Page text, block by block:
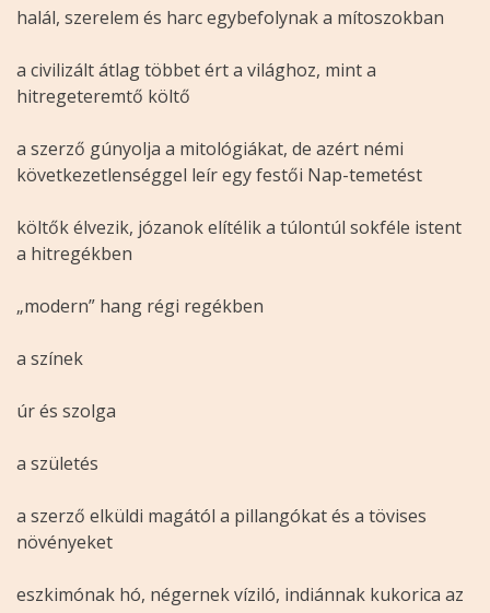
halál, szerelem és harc egybefolynak a mítoszokban
a civilizált átlag többet ért a világhoz, mint a
hitregeteremtő költő
a szerző gúnyolja a mitológiákat, de azért némi
következetlenséggel leír egy festői Nap-temetést
költők élvezik, józanok elítélik a túlontúl sokféle istent
a hitregékben
„modern” hang régi regékben
a színek
úr és szolga
a születés
a szerző elküldi magától a pillangókat és a tövises
növényeket
eszkimónak hó, négernek víziló, indiánnak kukorica az